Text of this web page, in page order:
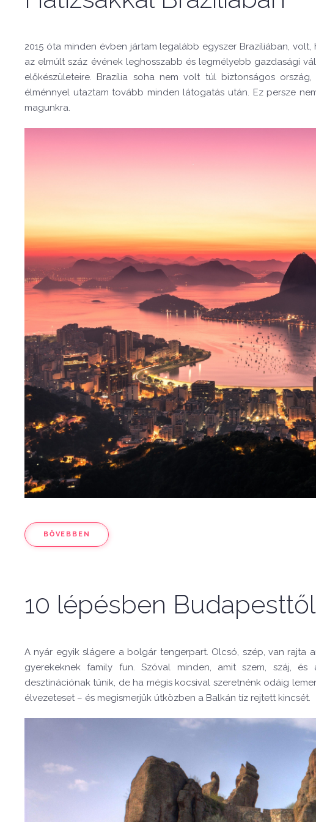
2015 óta minden évben jártam legalább egyszer Brazíliában,
az elmúlt száz évének leghosszabb és legmélyebb gazdasági
előkészületeire. Brazília soha nem volt túl biztonságos
élménnyel utaztam tovább minden látogatás után. Ez persze
magunkra.
BŐVEBBEN
10 lépésben
A nyár egyik slágere a bolgár tengerpart. Olcsó, szép, van rajta
gyerekeknek family fun. Szóval minden, amit szem, száj,
desztinációnak tűnik, de ha mégis kocsival szeretnénk odáig
élvezeteset – és megismerjük útközben a Balkán tíz rejtett kincsét.